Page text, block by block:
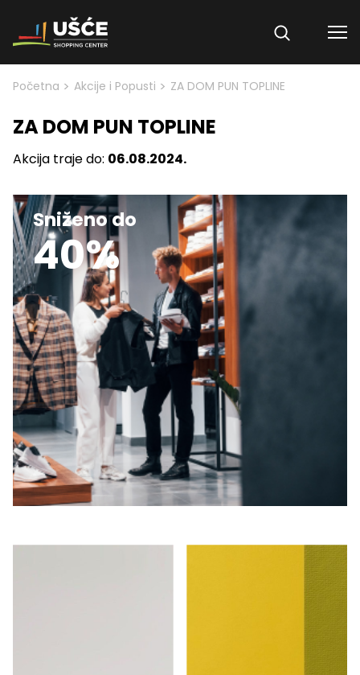
Skip to content
Početna > Akcije i Popusti > ZA DOM PUN TOPLINE
ZA DOM PUN TOPLINE
Akcija traje do: 06.08.2024.
Sniženo do
40%